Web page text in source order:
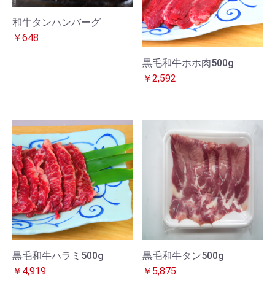
和牛タンハンバーグ
￥648
黒毛和牛ホホ肉500g
￥2,592
黒毛和牛ハラミ500g
￥4,919
黒毛和牛タン500g
￥5,875